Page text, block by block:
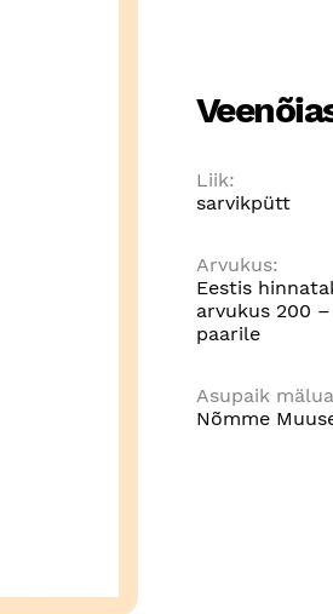
Liik:
sarvikpütt
Arvukus:
Eestis
arvukus 200
paarile
Asupaik
Nõmme